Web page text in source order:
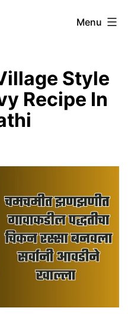
Menu
Style
Recipe In